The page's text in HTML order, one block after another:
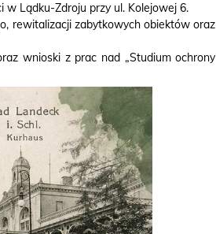
w Lądku-Zdroju przy ul. Kolejowej 6.
rewitalizacji zabytkowych obiektów oraz
wnioski z prac nad „Studium ochrony